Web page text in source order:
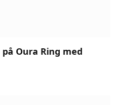
Oura Ring med